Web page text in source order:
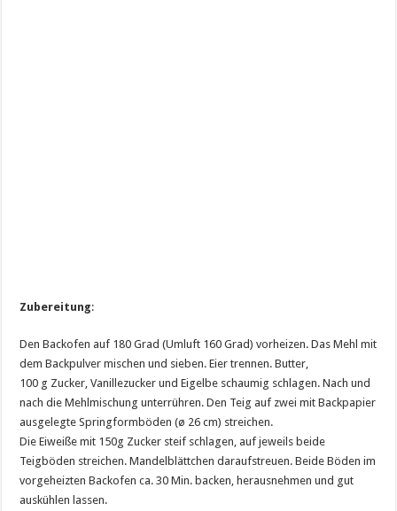
Zubereitung:
Den Backofen auf 180 Grad (Umluft 160 Grad) vorheizen. Das Mehl mit
dem Backpulver mischen und sieben. Eier trennen. Butter,
100 g Zucker, Vanillezucker und Eigelbe schaumig schlagen. Nach und
nach die Mehlmischung unterrühren. Den Teig auf zwei mit Backpapier
ausgelegte Springformböden (ø 26 cm) streichen.
Die Eiweiße mit 150g Zucker steif schlagen, auf jeweils beide
Teigböden streichen. Mandelblättchen daraufstreuen. Beide Böden im
vorgeheizten Backofen ca. 30 Min. backen, herausnehmen und gut
auskühlen lassen.